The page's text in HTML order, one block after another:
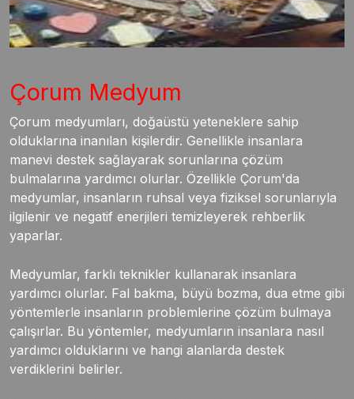
Çorum Medyum
Çorum medyumları, doğaüstü yeteneklere sahip
olduklarına inanılan kişilerdir. Genellikle insanlara
manevi destek sağlayarak sorunlarına çözüm
bulmalarına yardımcı olurlar. Özellikle Çorum'da
medyumlar, insanların ruhsal veya fiziksel sorunlarıyla
ilgilenir ve negatif enerjileri temizleyerek rehberlik
yaparlar.
Medyumlar, farklı teknikler kullanarak insanlara
yardımcı olurlar. Fal bakma, büyü bozma, dua etme gibi
yöntemlerle insanların problemlerine çözüm bulmaya
çalışırlar. Bu yöntemler, medyumların insanlara nasıl
yardımcı olduklarını ve hangi alanlarda destek
verdiklerini belirler.